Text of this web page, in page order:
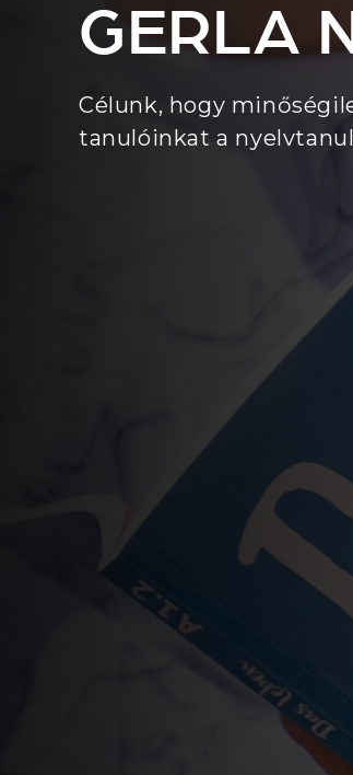
GERLA
Célunk, hogy
tanulóinkat a